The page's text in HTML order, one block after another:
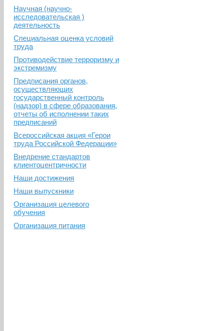
Научная (научно-
исследовательская )
деятельность
Специальная оценка условий
труда
Противодействие терроризму и
экстремизму
Предписания органов,
осуществляющих
государственный контроль
(надзор) в сфере образования,
отчеты об исполнении таких
предписаний
Всероссийская акция «Герои
труда Российской Федерации»
Внедрение стандартов
клиентоцентричности
Наши достижения
Наши выпускники
Организация целевого
обучения
Организация питания